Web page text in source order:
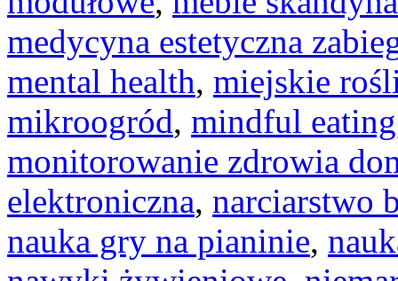
medycyna estetyczna
mental health, miejskie
mikroogród, mindful eating
monitorowanie zdrowia
elektroniczna, narciarstwo
nauka gry na pianinie,